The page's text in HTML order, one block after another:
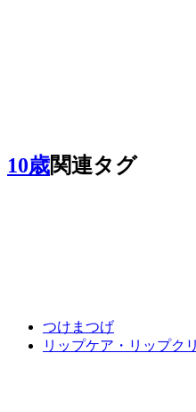
10歳関連タグ
つけまつげ
リップケア・リップク